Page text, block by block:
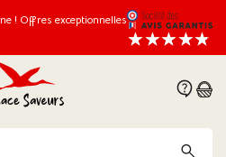
! Offres exceptionnelles